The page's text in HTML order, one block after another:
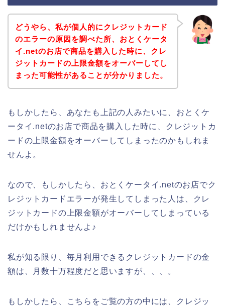
どうやら、私が個人的にクレジットカード
のエラーの原因を調べた所、おとくケータ
イ.netのお店で商品を購入した時に、クレ
ジットカードの上限金額をオーバーしてし
まった可能性があることが分かりました。
もしかしたら、あなたも上記の人みたいに、おとくケ
ータイ.netのお店で商品を購入した時に、クレジットカ
ードの上限金額をオーバーしてしまったのかもしれま
せんよ。
なので、もしかしたら、おとくケータイ.netのお店でク
レジットカードエラーが発生してしまった人は、クレ
ジットカードの上限金額がオーバーしてしまっている
だけかもしれませんよ♪
私が知る限り、毎月利用できるクレジットカードの金
額は、月数十万程度だと思いますが、、、。
もしかしたら、こちらをご覧の方の中には、クレジッ